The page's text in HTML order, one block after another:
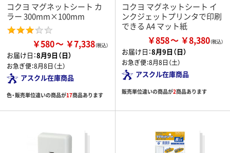
コクヨ マグネットシート カ
ラー 300mm×100mm
￥580 ￥7,338
お届け日：8月9日（日）
お急ぎ便：8月8日（土）
アスクル在庫商品
色・販売単位違いの商品が17商品あります
コクヨ マグネットシート イ
ンクジェットプリンタで印刷
できる A4 マット紙
￥858 ￥8,380
お届け日：8月9日（日）
お急ぎ便：8月8日（土）
アスクル在庫商品
販売単位違いの商品が2商品あります